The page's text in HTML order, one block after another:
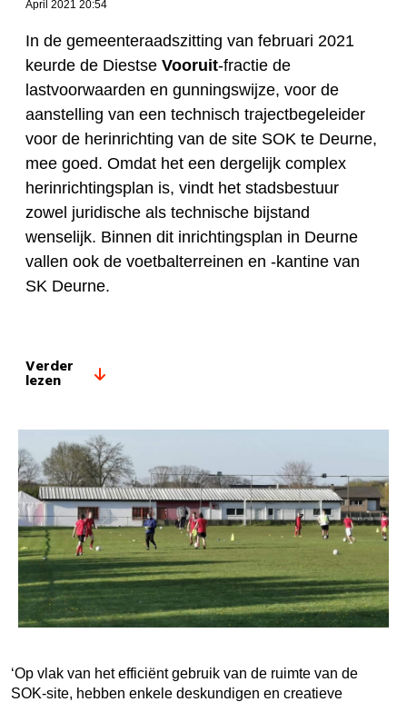
April 2021 20:54
In de gemeenteraadszitting van februari 2021
keurde de Diestse Vooruit-fractie de
lastvoorwaarden en gunningswijze, voor de
aanstelling van een technisch trajectbegeleider
voor de herinrichting van de site SOK te Deurne,
mee goed. Omdat het een dergelijk complex
herinrichtingsplan is, vindt het stadsbestuur
zowel juridische als technische bijstand
wenselijk. Binnen dit inrichtingsplan in Deurne
vallen ook de voetbalterreinen en -kantine van
SK Deurne.
Verder
lezen
‘Op vlak van het efficiënt gebruik van de ruimte van de
SOK-site, hebben enkele deskundigen en creatieve